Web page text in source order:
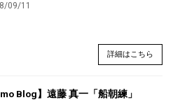
09/11
詳細はこちら
Blog】遠藤 真一「船朝練」